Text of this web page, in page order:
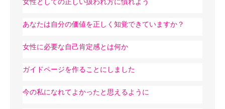
あなたは自分の価値を正しく知覚できていますか？
女性に必要な自己肯定感とは何か
ガイドページを作ることにしました
今の私になれてよかったと思えるように